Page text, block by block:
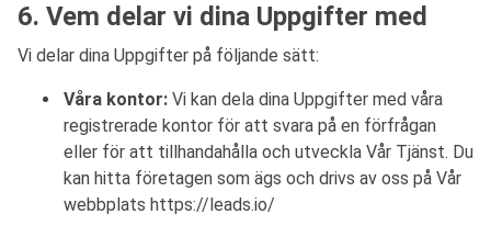
6. Vem delar vi dina Uppgifter med
Vi delar dina Uppgifter på följande sätt:
Våra kontor: Vi kan dela dina Uppgifter med våra
registrerade kontor för att svara på en förfrågan
eller för att tillhandahålla och utveckla Vår Tjänst. Du
kan hitta företagen som ägs och drivs av oss på Vår
webbplats https://leads.io/